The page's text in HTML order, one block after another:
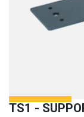
TS1 -